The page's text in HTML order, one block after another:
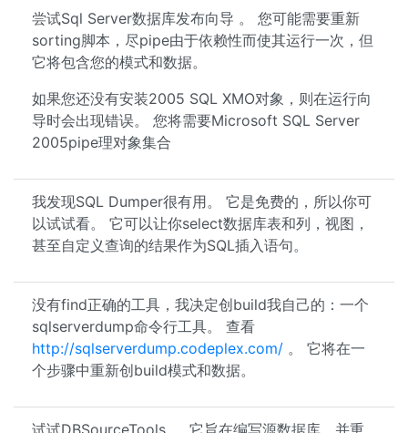
尝试Sql Server数据库发布向导 。 您可能需要重新
sorting脚本，尽pipe由于依赖性而使其运行一次，但
它将包含您的模式和数据。
如果您还没有安装2005 SQL XMO对象，则在运行向
导时会出现错误。 您将需要Microsoft SQL Server
2005pipe理对象集合
我发现SQL Dumper很有用。 它是免费的，所以你可
以试试看。 它可以让你select数据库表和列，视图，
甚至自定义查询的结果作为SQL插入语句。
没有find正确的工具，我决定创build我自己的：一个
sqlserverdump命令行工具。 查看
http://sqlserverdump.codeplex.com/ 。 它将在一
个步骤中重新创build模式和数据。
试试DBSourceTools 。 它旨在编写源数据库，并重